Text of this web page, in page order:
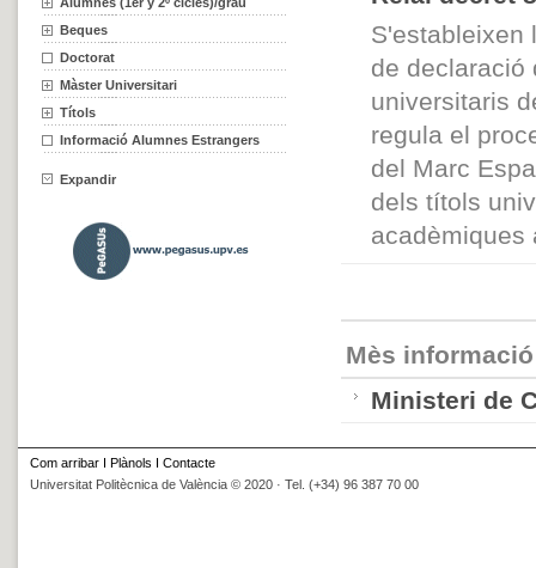
Beques
Doctorat
Màster Universitari
Títols
Informació Alumnes Estrangers
Expandir
S'estableixen
de declaració
universitaris
regula el
del Marc
dels títols
acadèmiques
Mès informació
Ministeri de
Com arribar I Plànols I Contacte
Universitat Politècnica de València © 2020 · Tel. (+34) 96 387 70 00